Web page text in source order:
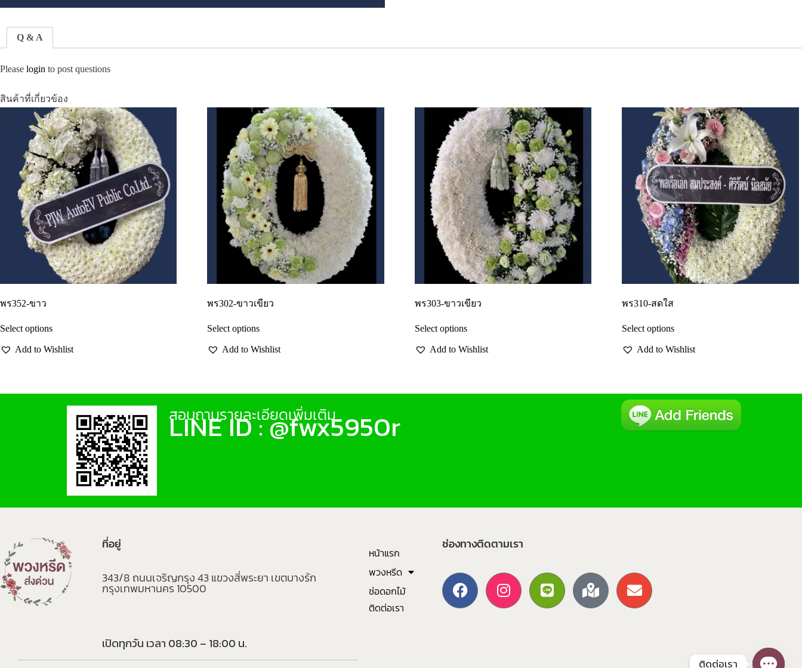
Q & A
Please login to post questions
สินค้าที่เกี่ยวข้อง
พร352-ขาว
Select options
Add to Wishlist
พร302-ขาวเขียว
Select options
Add to Wishlist
พร303-ขาวเขียว
Select options
Add to Wishlist
พร310-สดใส
Select options
Add to Wishlist
สอบถามรายละเอียดเพิ่มเติม
LINE ID : @fwx5950r
ที่อยู่
343/8 ถนนเจริญกรุง 43 แขวงสี่พระยา เขตบางรัก
กรุงเทพมหานคร 10500
เปิดทุกวัน เวลา 08:30 – 18:00 น.
หน้าแรก
พวงหรีด
ช่อดอกไม้
ติดต่อเรา
ช่องทางติดตามเรา
ติดต่อเรา